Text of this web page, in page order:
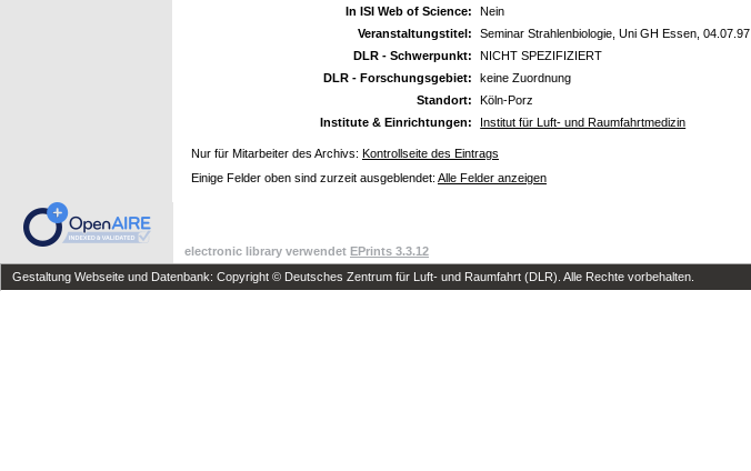
In ISI Web of Science:
Nein
Veranstaltungstitel:
Seminar Strahlenbiologie, Uni GH Essen, 04.07.97
DLR - Schwerpunkt:
NICHT SPEZIFIZIERT
DLR - Forschungsgebiet:
keine Zuordnung
Standort:
Köln-Porz
Institute & Einrichtungen:
Institut für Luft- und Raumfahrtmedizin
Nur für Mitarbeiter des Archivs: Kontrollseite des Eintrags
Einige Felder oben sind zurzeit ausgeblendet: Alle Felder anzeigen
electronic library verwendet EPrints 3.3.12
Gestaltung Webseite und Datenbank: Copyright © Deutsches Zentrum für Luft- und Raumfahrt (DLR). Alle Rechte vorbehalten.